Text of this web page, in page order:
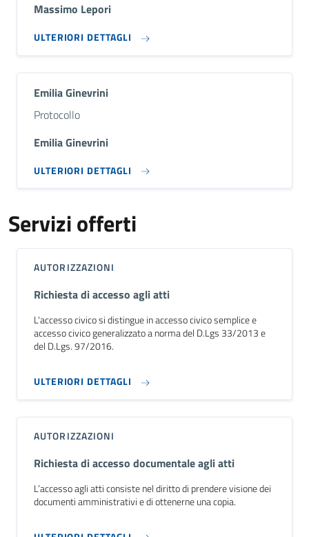
Massimo Lepori
ULTERIORI DETTAGLI
Emilia Ginevrini
Descrizione breve
Protocollo
Emilia Ginevrini
ULTERIORI DETTAGLI
Servizi offerti
AUTORIZZAZIONI
Richiesta di accesso agli atti
L'accesso civico si distingue in accesso civico semplice e
accesso civico generalizzato a norma del D.Lgs 33/2013 e
del D.Lgs. 97/2016.
ULTERIORI DETTAGLI
AUTORIZZAZIONI
Richiesta di accesso documentale agli atti
L’accesso agli atti consiste nel diritto di prendere visione dei
documenti amministrativi e di ottenerne una copia.